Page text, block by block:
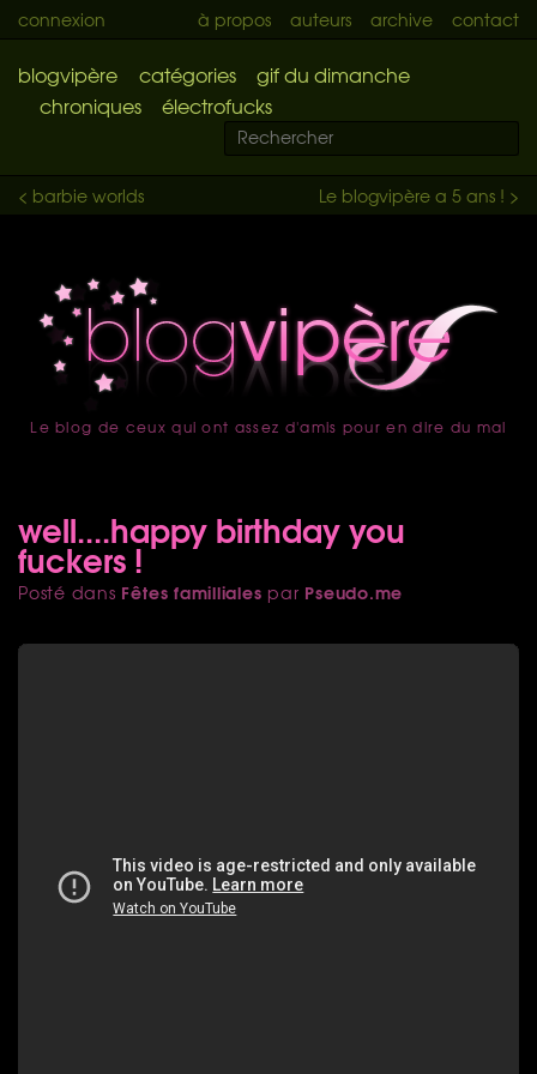
connexion à propos auteurs archive contact
blogvipère catégories
gif du dimanche
chroniques
électrofucks
Le blogvipère a 5 ans ! >
< barbie worlds
accueil
Le blog de ceux qui ont assez d'amis pour en dire du mal
well....happy birthday you
fuckers !
Posté dans Fêtes familliales par Pseudo.me